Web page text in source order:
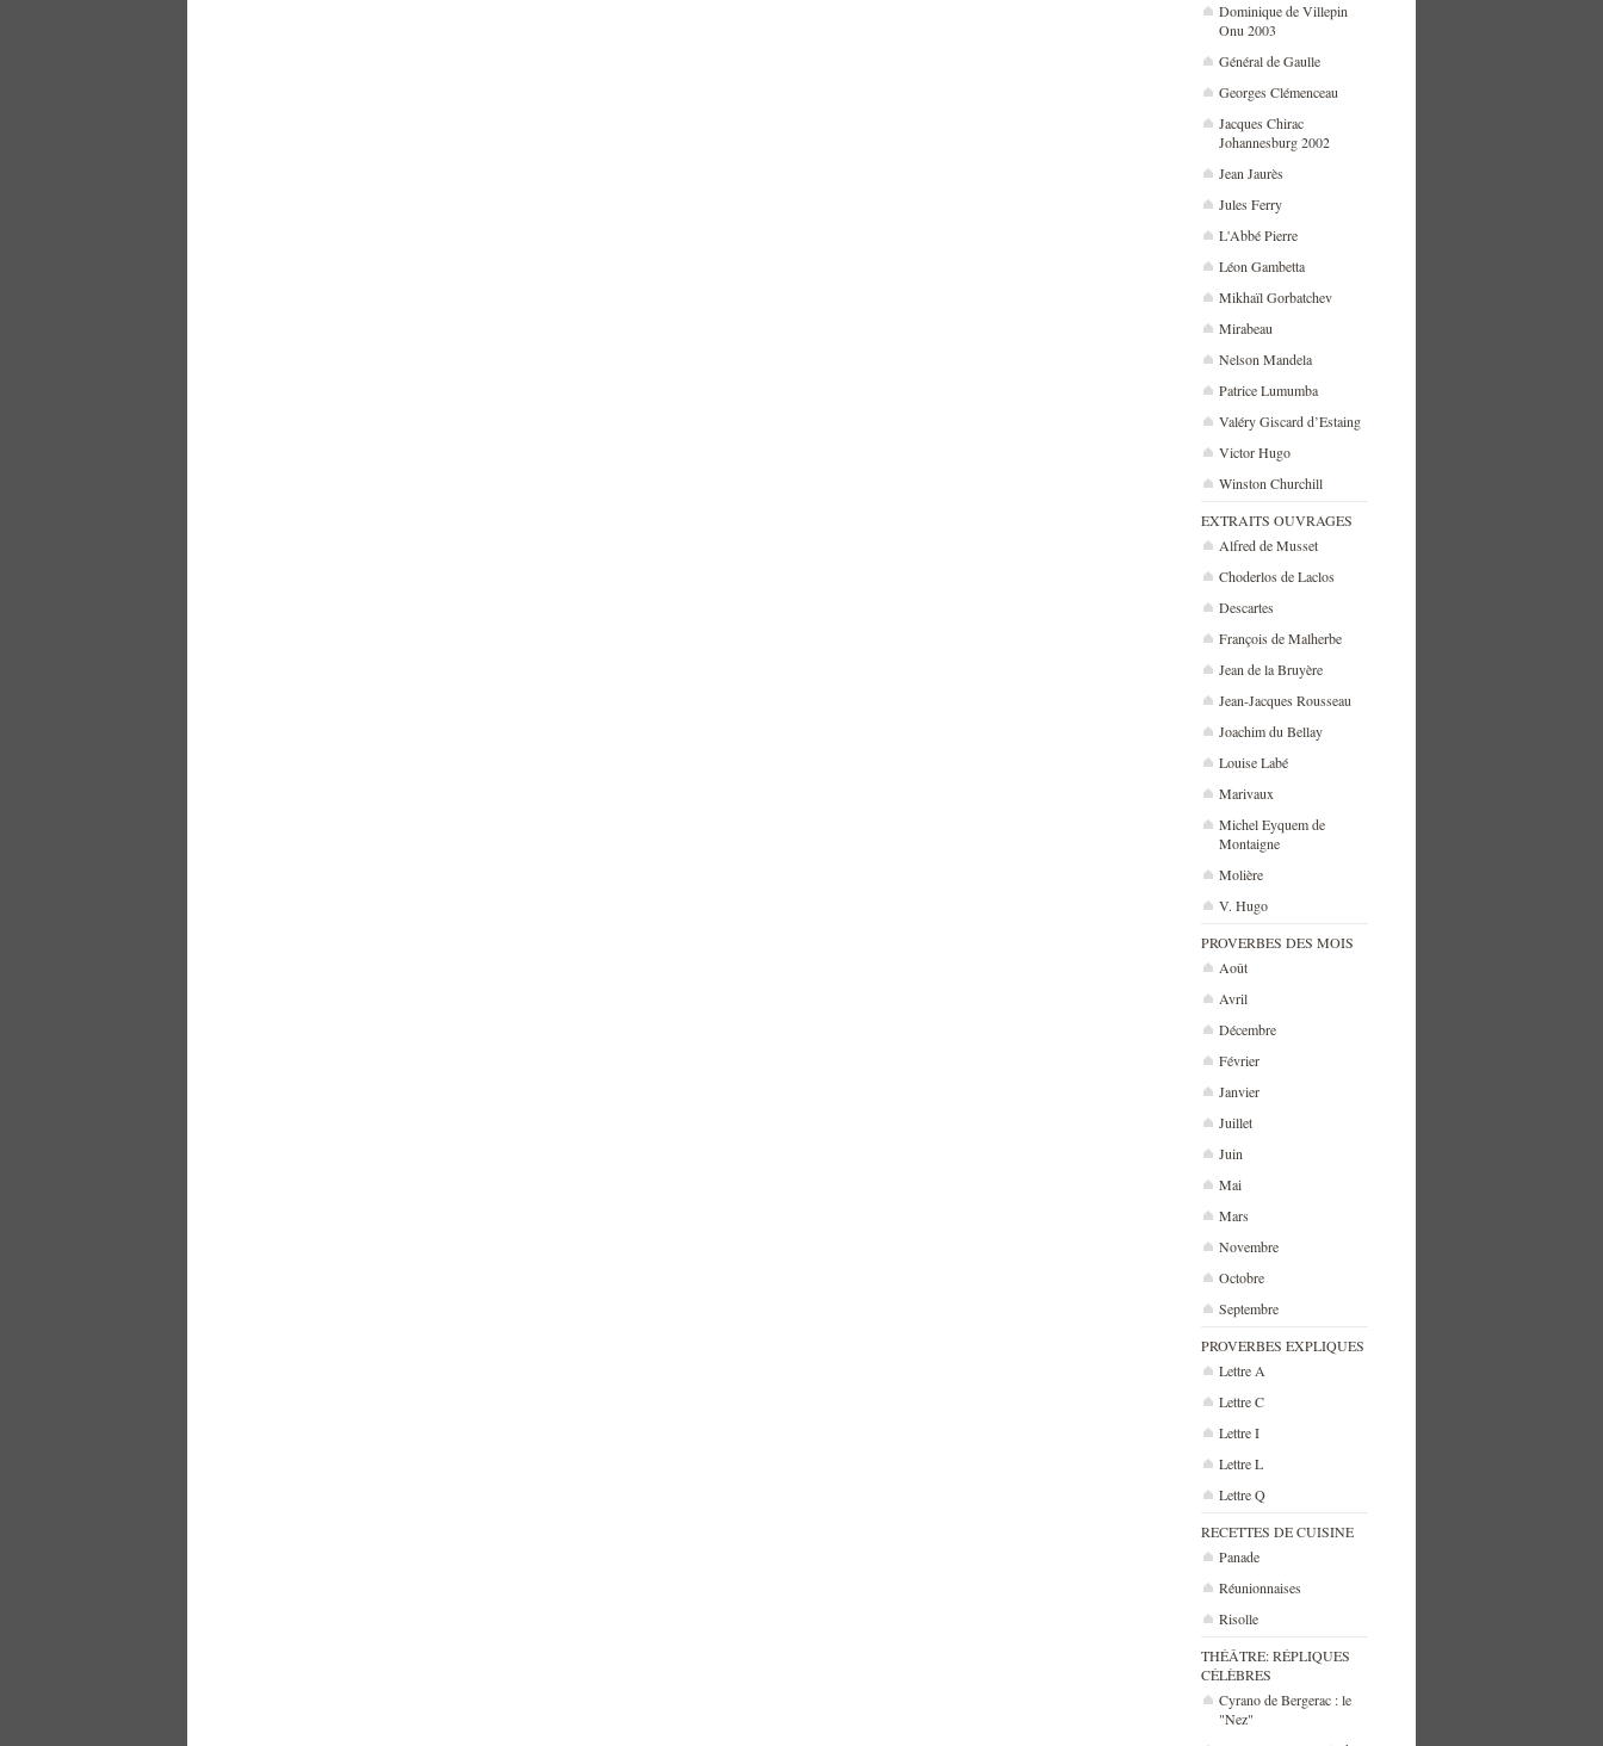
Dominique de Villepin
Onu 2003
Général de Gaulle
Georges Clémenceau
Jacques Chirac
Johannesburg 2002
Jean Jaurès
Jules Ferry
L'Abbé Pierre
Léon Gambetta
Mikhaïl Gorbatchev
Mirabeau
Nelson Mandela
Patrice Lumumba
Valéry Giscard d’Estaing
Victor Hugo
Winston Churchill
EXTRAITS OUVRAGES
Alfred de Musset
Choderlos de Laclos
Descartes
François de Malherbe
Jean de la Bruyère
Jean-Jacques Rousseau
Joachim du Bellay
Louise Labé
Marivaux
Michel Eyquem de
Montaigne
Molière
V. Hugo
PROVERBES DES MOIS
Août
Avril
Décembre
Février
Janvier
Juillet
Juin
Mai
Mars
Novembre
Octobre
Septembre
PROVERBES EXPLIQUES
Lettre A
Lettre C
Lettre I
Lettre L
Lettre Q
RECETTES DE CUISINE
Panade
Réunionnaises
Risolle
THÉÂTRE: RÉPLIQUES
CÉLÈBRES
Cyrano de Bergerac : le
"Nez"